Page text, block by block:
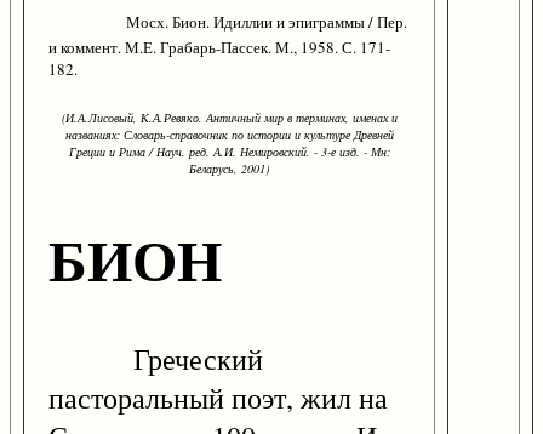
Мосх. Бион. Идиллии и эпиграммы / Пер.
и коммент. М.Е. Грабарь-Пассек. М., 1958. С. 171-
182.
(И.А.Лисовый, К.А.Ревяко. Античный мир в терминах, именах и
названиях: Словарь-справочник по истории и культуре Древней
Греции и Рима / Науч. ред. А.И. Немировский. - 3-е изд. - Мн:
Беларусь, 2001)
БИОН
Греческий
пасторальный поэт, жил на